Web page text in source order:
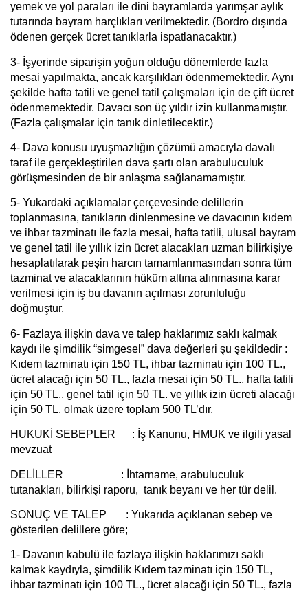
yemek ve yol paraları ile dini bayramlarda yarımşar aylık
tutarında bayram harçlıkları verilmektedir. (Bordro dışında
ödenen gerçek ücret tanıklarla ispatlanacaktır.)
3- İşyerinde siparişin yoğun olduğu dönemlerde fazla
mesai yapılmakta, ancak karşılıkları ödenmemektedir. Aynı
şekilde hafta tatili ve genel tatil çalışmaları için de çift ücret
ödenmemektedir. Davacı son üç yıldır izin kullanmamıştır.
(Fazla çalışmalar için tanık dinletilecektir.)
4- Dava konusu uyuşmazlığın çözümü amacıyla davalı
taraf ile gerçekleştirilen dava şartı olan arabuluculuk
görüşmesinden de bir anlaşma sağlanamamıştır.
5- Yukardaki açıklamalar çerçevesinde delillerin
toplanmasına, tanıkların dinlenmesine ve davacının kıdem
ve ihbar tazminatı ile fazla mesai, hafta tatili, ulusal bayram
ve genel tatil ile yıllık izin ücret alacakları uzman bilirkişiye
hesaplatılarak peşin harcın tamamlanmasından sonra tüm
tazminat ve alacaklarının hüküm altına alınmasına karar
verilmesi için iş bu davanın açılması zorunluluğu
doğmuştur.
6- Fazlaya ilişkin dava ve talep haklarımız saklı kalmak
kaydı ile şimdilik “simgesel” dava değerleri şu şekildedir :
Kıdem tazminatı için 150 TL, ihbar tazminatı için 100 TL.,
ücret alacağı için 50 TL., fazla mesai için 50 TL., hafta tatili
için 50 TL., genel tatil için 50 TL. ve yıllık izin ücreti alacağı
için 50 TL. olmak üzere toplam 500 TL’dır.
HUKUKİ SEBEPLER : İş Kanunu, HMUK ve ilgili yasal
mevzuat
DELİLLER :
İhtarname, arabuluculuk
tutanakları, bilirkişi raporu, tanık beyanı ve her tür delil.
SONUÇ VE TALEP : Yukarıda açıklanan sebep ve
gösterilen delillere göre;
1- Davanın kabulü ile fazlaya ilişkin haklarımızı saklı
kalmak kaydıyla, şimdilik Kıdem tazminatı için 150 TL,
ihbar tazminatı için 100 TL., ücret alacağı için 50 TL., fazla